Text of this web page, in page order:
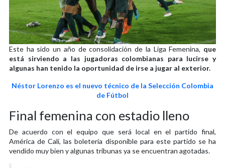
Este ha sido un año de consolidación de la Liga Femenina, que
está sirviendo a las jugadoras colombianas para lucirse y
algunas han tenido la oportunidad de irse a jugar al exterior.
Néstor Lorenzo es el nuevo técnico de la Selección Colombia
de Fútbol
Final femenina con estadio lleno
De acuerdo con el equipo que será local en el partido final,
América de Cali, las boletería disponible para este partido se ha
vendido muy bien y algunas tribunas ya se encuentran agotadas.